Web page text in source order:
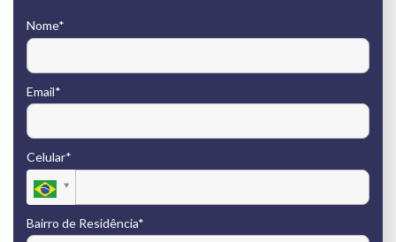
Nome*
Email*
Celular*
Bairro de Residência*